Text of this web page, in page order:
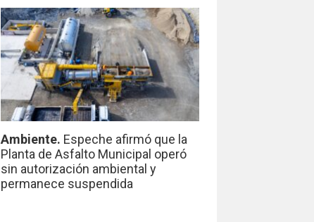
Ambiente. Espeche afirmó que la
Planta de Asfalto Municipal operó
sin autorización ambiental y
permanece suspendida